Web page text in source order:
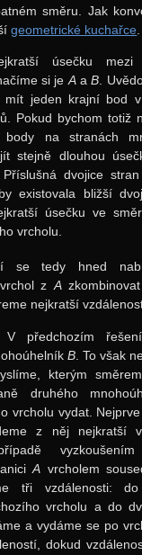
směru. Jak
geometrické kuchařce
úsečku mezi
si je AaB .
mít jeden krajní bod
Pokud bychom totiž
na stranách
stejně dlouhou
dvojice
existovala bližší
úsečku ve
vrcholu.
se tedy hned
vrchol zA
nejkratší
předchozím
B. To však
kterým
druhého
vrcholu vydat.
z něj nejkratší
A vrcholem
tři vzdálenosti:
vrcholu a do
a vydáme se po
dokud